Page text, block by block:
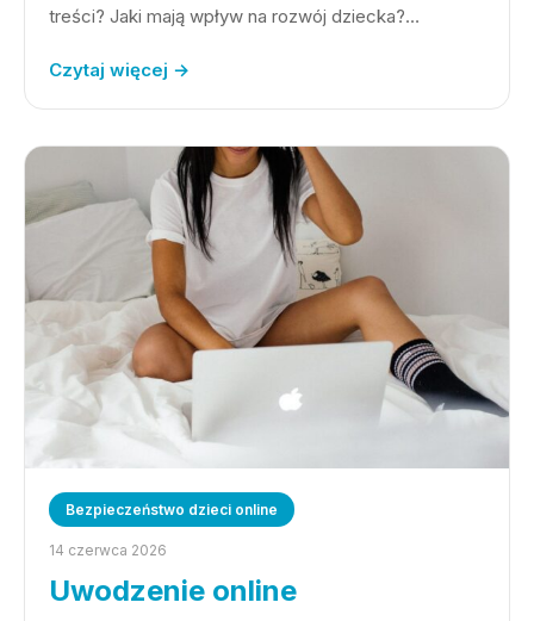
treści? Jaki mają wpływ na rozwój dziecka?…
Czytaj więcej →
Bezpieczeństwo dzieci online
14 czerwca 2026
Uwodzenie online